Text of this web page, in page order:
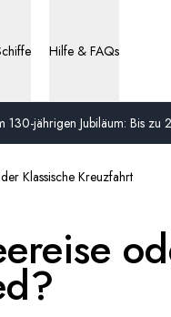
130-jährigen Jubiläum: Bis zu
Hilfe & FAQs
Klassische Kreuzfahrt